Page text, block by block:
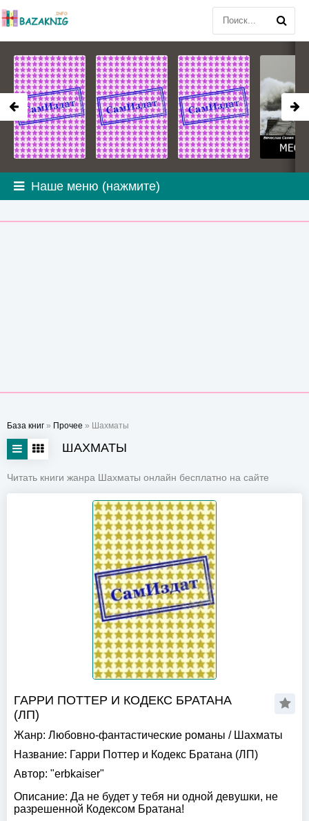
Наше меню (нажмите)
База книг » Прочее » Шахматы
ШАХМАТЫ
Читать книги жанра Шахматы онлайн бесплатно на сайте
ГАРРИ ПОТТЕР И КОДЕКС БРАТАНА
(ЛП)
Жанр: Любовно-фантастические романы / Шахматы
Название: Гарри Поттер и Кодекс Братана (ЛП)
Автор: "erbkaiser"
Описание: Да не будет у тебя ни одной девушки, не
разрешенной Кодексом Братана!